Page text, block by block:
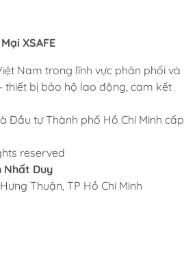
XSAFE
Nam trong lĩnh vực phân phối và
thiết bị bảo hộ lao động, cam kết
Đầu tư Thành phố Hồ Chí Minh cấp
reserved
Nhất Duy
Thuận, TP Hồ Chí Minh